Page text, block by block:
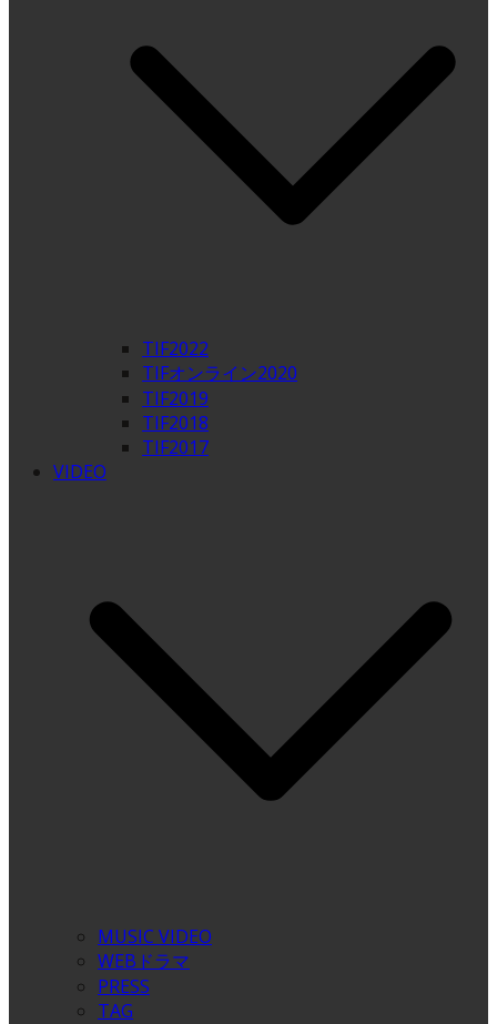
TIF2022
TIFオンライン2020
TIF2019
TIF2018
TIF2017
VIDEO
MUSIC VIDEO
WEBドラマ
PRESS
TAG